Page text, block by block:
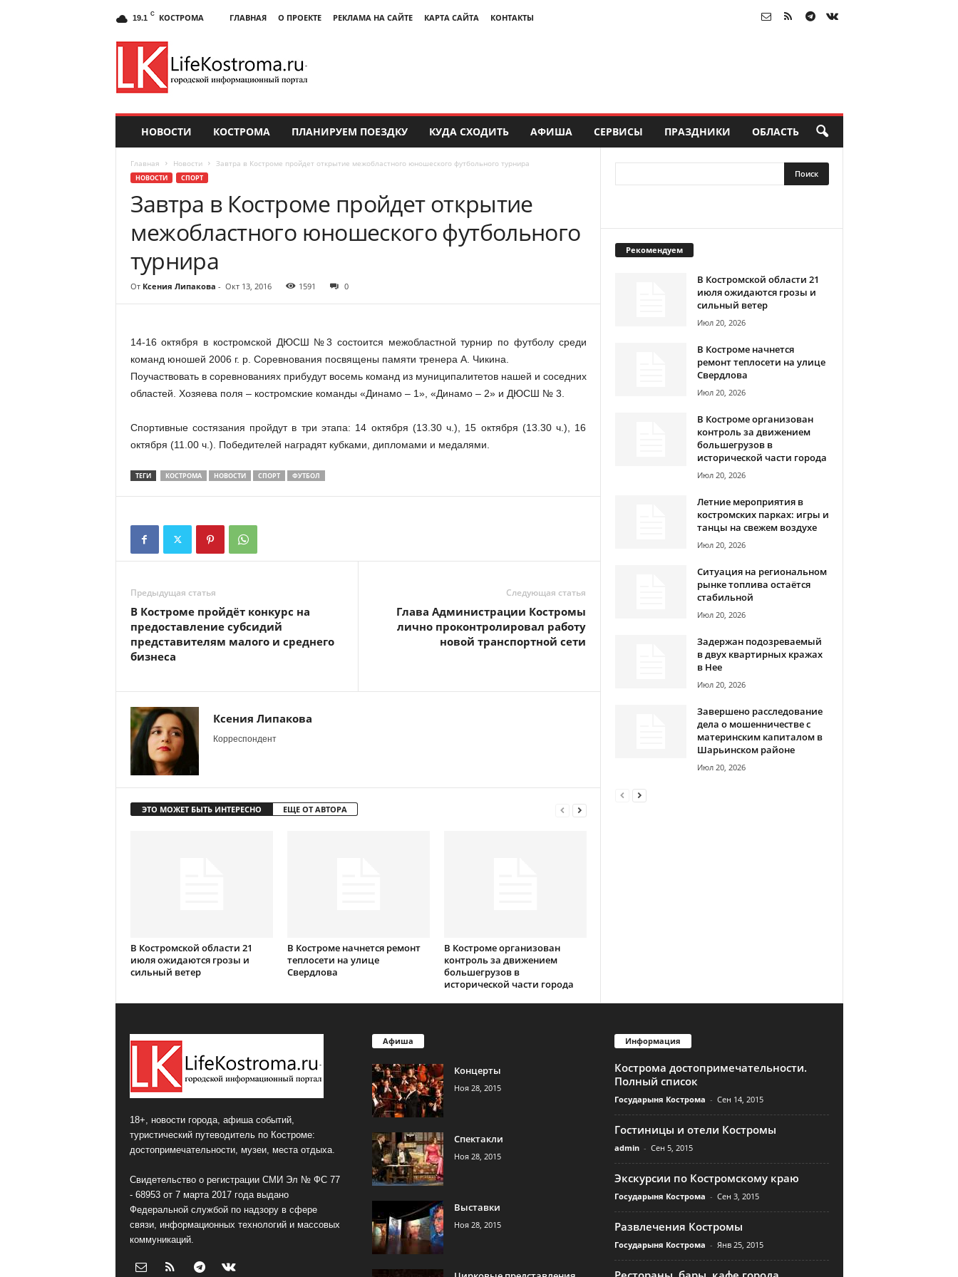
19.1 C КОСТРОМА ГЛАВНАЯ О ПРОЕКТЕ РЕКЛАМА НА САЙТЕ КАРТА САЙТА КОНТАКТЫ
НОВОСТИ КОСТРОМА ПЛАНИРУЕМ ПОЕЗДКУ КУДА СХОДИТЬ АФИША СЕРВИСЫ ПРАЗДНИКИ ОБЛАСТЬ
Главная Новости Завтра в Костроме пройдет открытие межобластного юношеского футбольного турнира
НОВОСТИ СПОРТ
Завтра в Костроме пройдет открытие
межобластного юношеского футбольного
турнира
От Ксения Липакова - Окт 13, 2016 1591 0
14-16 октября в костромской ДЮСШ №3 состоится межобластной турнир по футболу среди
команд юношей 2006 г. р. Соревнования посвящены памяти тренера А. Чикина.
Поучаствовать в соревнованиях прибудут восемь команд из муниципалитетов нашей и соседних
областей. Хозяева поля – костромские команды «Динамо – 1», «Динамо – 2» и ДЮСШ № 3.
Спортивные состязания пройдут в три этапа: 14 октября (13.30 ч.), 15 октября (13.30 ч.), 16
октября (11.00 ч.). Победителей наградят кубками, дипломами и медалями.
ТЕГИ КОСТРОМА НОВОСТИ СПОРТ ФУТБОЛ
Предыдущая статья
В Костроме пройдёт конкурс на
предоставление субсидий
представителям малого и среднего
бизнеса
Следующая статья
Глава Администрации Костромы
лично проконтролировал работу
новой транспортной сети
Ксения Липакова
Корреспондент
ЭТО МОЖЕТ БЫТЬ ИНТЕРЕСНО ЕЩЕ ОТ АВТОРА
В Костромской области 21
июля ожидаются грозы и
сильный ветер
В Костроме начнется ремонт
теплосети на улице
Свердлова
В Костроме организован
контроль за движением
большегрузов в
исторической части города
Рекомендуем
В Костромской области 21
июля ожидаются грозы и
сильный ветер
Июл 20, 2026
В Костроме начнется
ремонт теплосети на улице
Свердлова
Июл 20, 2026
В Костроме организован
контроль за движением
большегрузов в
исторической части города
Июл 20, 2026
Летние мероприятия в
костромских парках: игры и
танцы на свежем воздухе
Июл 20, 2026
Ситуация на региональном
рынке топлива остаётся
стабильной
Июл 20, 2026
Задержан подозреваемый
в двух квартирных кражах
в Нее
Июл 20, 2026
Завершено расследование
дела о мошенничестве с
материнским капиталом в
Шарьинском районе
Июл 20, 2026
18+, новости города, афиша событий,
туристический путеводитель по Костроме:
достопримечательности, музеи, места отдыха.
Свидетельство о регистрации СМИ Эл № ФС 77
- 68953 от 7 марта 2017 года выдано
Федеральной службой по надзору в сфере
связи, информационных технологий и массовых
коммуникаций.
Афиша
Концерты
Ноя 28, 2015
Спектакли
Ноя 28, 2015
Выставки
Ноя 28, 2015
Информация
Кострома достопримечательности.
Полный список
Государыня Кострома - Сен 14, 2015
Гостиницы и отели Костромы
admin - Сен 5, 2015
Экскурсии по Костромскому краю
Государыня Кострома - Сен 3, 2015
Развлечения Костромы
Государыня Кострома - Янв 25, 2015